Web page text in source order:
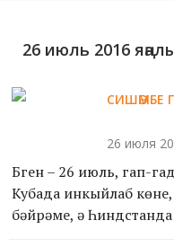
26 июль 2016
СИШӘМБЕ
26 июля
Бүген – 26 июль, гап-
Кубада инкыйлаб
бәйрәме, ә